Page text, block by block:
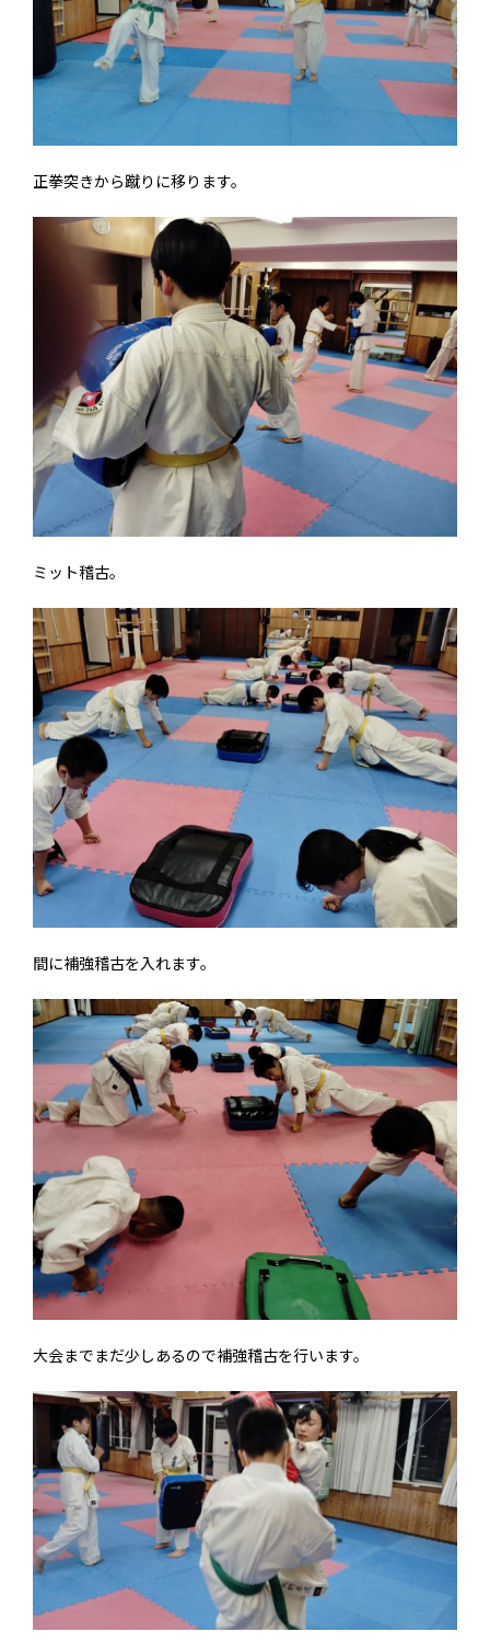
正拳突きから蹴りに移ります。
ミット稽古。
間に補強稽古を入れます。
大会までまだ少しあるので補強稽古を行います。